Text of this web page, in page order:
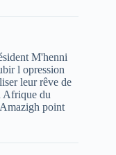
M'henni
l opression
leur rêve de
Afrique du
point